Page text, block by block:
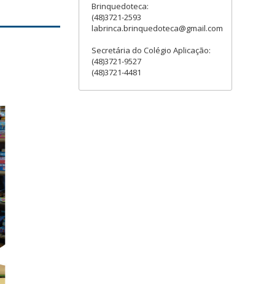
Brinquedoteca:
(48)3721-2593
labrinca.brinquedoteca@gmail.com
Secretária do Colégio Aplicação:
(48)3721-9527
(48)3721-4481